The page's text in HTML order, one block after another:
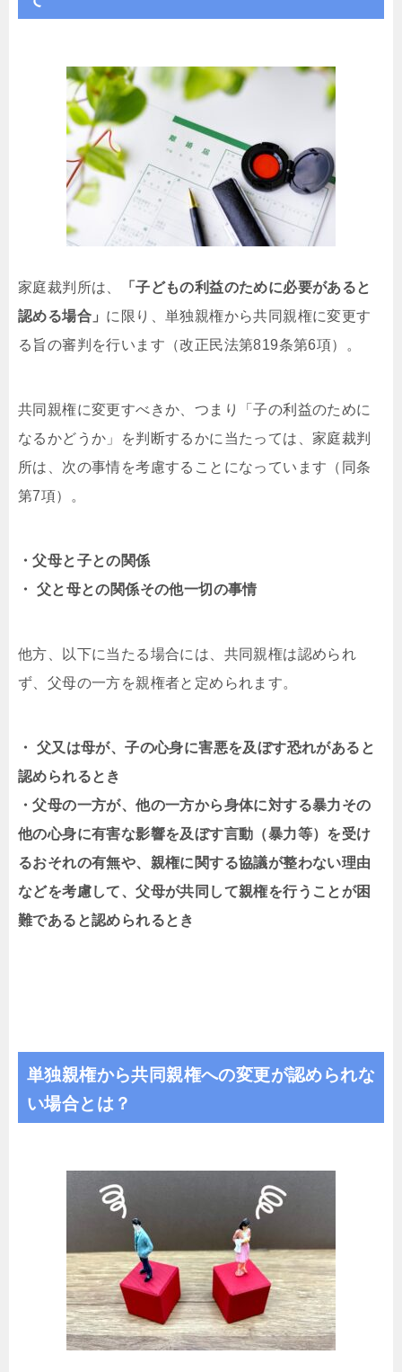
家庭裁判所は、
「子どもの利益のために必要があると
認める場合」 に限り、単独親権から共同親権に変更す
る旨の審判を行います（改正民法第819条第6項）。
共同親権に変更すべきか、つまり「子の利益のために
なるかどうか」を判断するかに当たっては、家庭裁判
所は、次の事情を考慮することになっています（同条
第7項）。
・父母と子との関係
・ 父と母との関係その他一切の事情
他方、以下に当たる場合には、共同親権は認められ
ず、父母の一方を親権者と定められます。
・ 父又は母が、子の心身に害悪を及ぼす恐れがあると
認められるとき
・父母の一方が、他の一方から身体に対する暴力その
他の心身に有害な影響を及ぼす言動（暴力等）を受け
るおそれの有無や、親権に関する協議が整わない理由
などを考慮して、父母が共同して親権を行うことが困
難であると認められるとき
単独親権から共同親権への変更が認められな
い場合とは？